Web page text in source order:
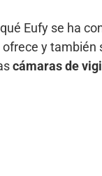
Eufy se ha
y
cámaras de